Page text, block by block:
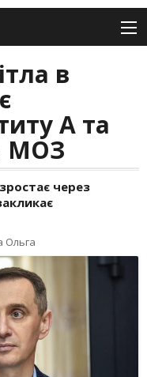
в
А та
МОЗ
через
Ольга